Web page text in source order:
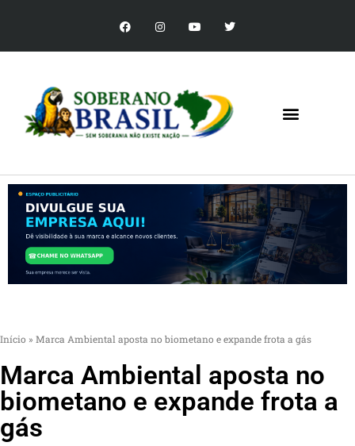
Início » Marca Ambiental aposta no biometano e expande frota a gás
Marca Ambiental aposta no
biometano e expande frota a
gás